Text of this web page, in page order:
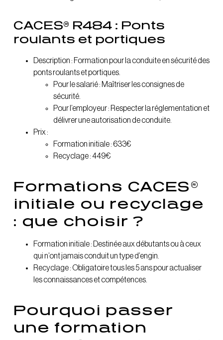
CACES® R484 : Ponts
roulants et portiques
Description : Formation pour la conduite en sécurité des
ponts roulants et portiques.
Pour le salarié : Maîtriser les consignes de
sécurité.
Pour l’employeur : Respecter la réglementation et
délivrer une autorisation de conduite.
Prix :
Formation initiale : 633€
Recyclage : 449€
Formations CACES®
initiale ou recyclage
: que choisir ?
Formation initiale : Destinée aux débutants ou à ceux
qui n’ont jamais conduit un type d’engin.
Recyclage : Obligatoire tous les 5 ans pour actualiser
les connaissances et compétences.
Pourquoi passer
une formation